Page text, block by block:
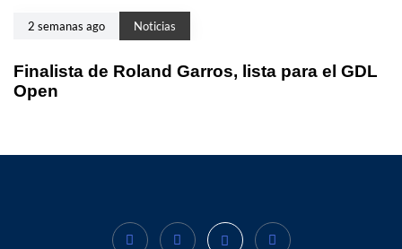
2 semanas ago Noticias
Finalista de Roland Garros, lista para el GDL
Open